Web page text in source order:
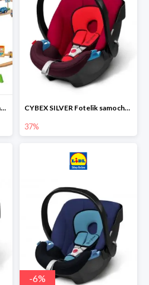
Playtive Drewniana kolejka Miasto lub Farma CYBEX SILVER Fotelik samochodowy
37%
-6%